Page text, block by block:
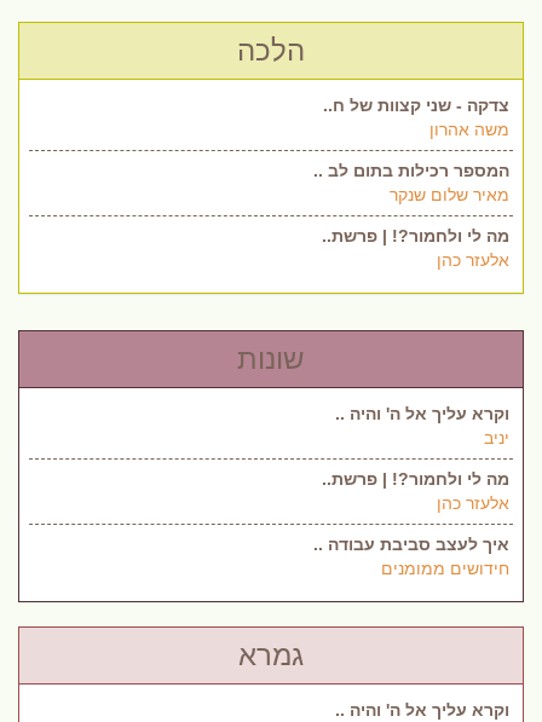
הלכה
צדקה - שני קצוות של ח..
משה אהרון
המספר רכילות בתום לב ..
מאיר שלום שנקר
מה לי ולחמור?! | פרשת..
אלעזר כהן
שונות
וקרא עליך אל ה' והיה ..
יניב
מה לי ולחמור?! | פרשת..
אלעזר כהן
איך לעצב סביבת עבודה ..
חידושים ממומנים
גמרא
וקרא עליך אל ה' והיה ..